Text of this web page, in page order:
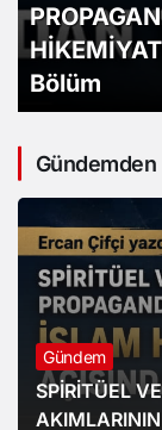
Bölüm
Gündem
SPİRİTÜEL
AKIMLARININ